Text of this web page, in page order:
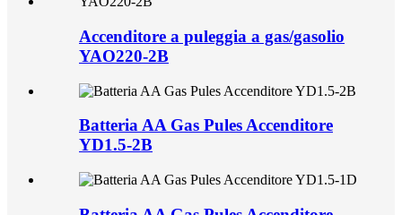
Accenditore a puleggia a gas/gasolio
YAO220-2B
Batteria AA Gas Pules Accenditore
YD1.5-2B